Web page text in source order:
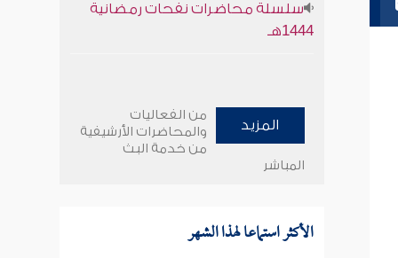
سلسلة محاضرات نفحات رمضانية
1444هـ
المزيد
من الفعاليات
والمحاضرات الأرشيفية
من خدمة البث
المباشر
الأكثر استماعا لهذا الشهر